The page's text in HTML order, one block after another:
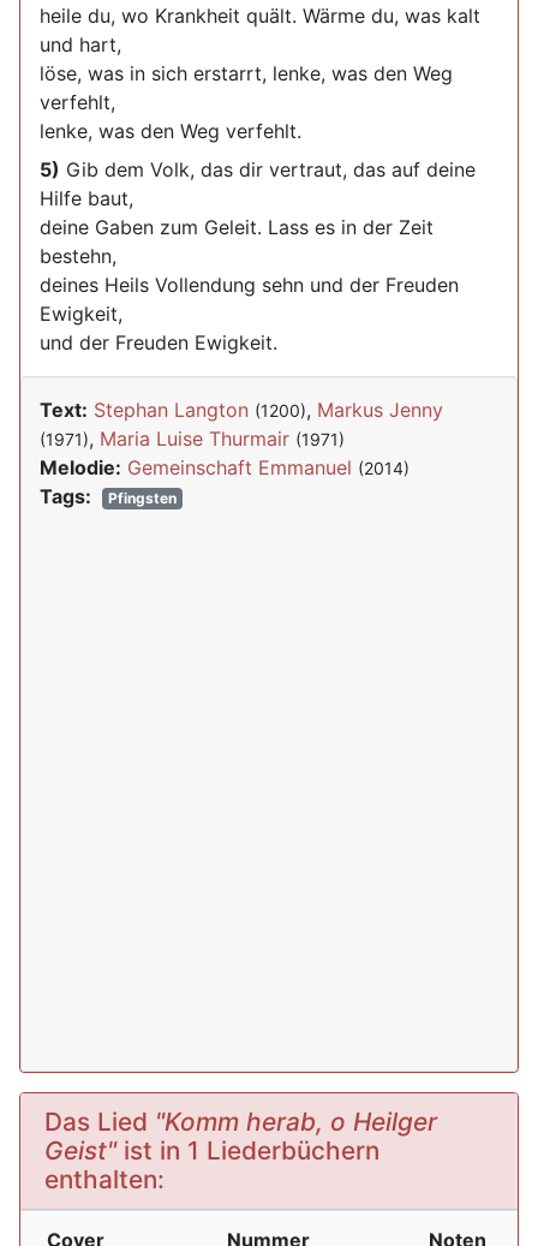
heile du, wo Krankheit quält. Wärme du, was kalt
und hart,
löse, was in sich erstarrt, lenke, was den Weg
verfehlt,
lenke, was den Weg verfehlt.
5) Gib dem Volk, das dir vertraut, das auf deine
Hilfe baut,
deine Gaben zum Geleit. Lass es in der Zeit
bestehn,
deines Heils Vollendung sehn und der Freuden
Ewigkeit,
und der Freuden Ewigkeit.
Text: Stephan Langton (1200), Markus Jenny
(1971), Maria Luise Thurmair (1971)
Melodie: Gemeinschaft Emmanuel (2014)
Tags: Pfingsten
Das Lied "Komm herab, o Heilger
Geist"ist in 1 Liederbüchern
enthalten:
Cover Nummer Noten